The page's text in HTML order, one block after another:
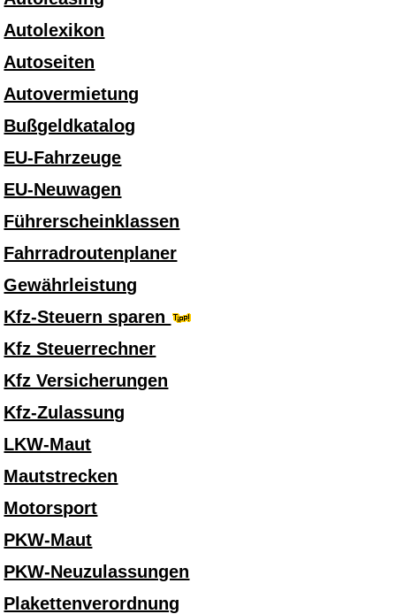
Autolexikon
Autoseiten
Autovermietung
Bußgeldkatalog
EU-Fahrzeuge
EU-Neuwagen
Führerscheinklassen
Fahrradroutenplaner
Gewährleistung
Kfz-Steuern sparen
Kfz Steuerrechner
Kfz Versicherungen
Kfz-Zulassung
LKW-Maut
Mautstrecken
Motorsport
PKW-Maut
PKW-Neuzulassungen
Plakettenverordnung